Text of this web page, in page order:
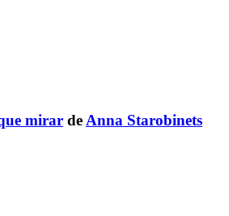
mirar deAnna Starobinets